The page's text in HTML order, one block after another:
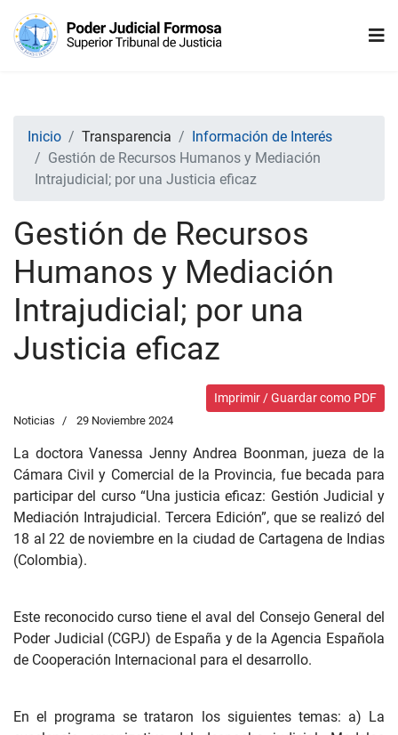
Inicio Transparencia
Información de Interés
Gestión de Recursos Humanos y Mediación
Intrajudicial; por una Justicia eficaz
Gestión de Recursos
Humanos y Mediación
Intrajudicial; por una
Justicia eficaz
Imprimir / Guardar como PDF
Noticias 29 Noviembre 2024
La doctora Vanessa Jenny Andrea Boonman, jueza de la
Cámara Civil y Comercial de la Provincia, fue becada para
participar del curso “Una justicia eficaz: Gestión Judicial y
Mediación Intrajudicial. Tercera Edición”, que se realizó del
18 al 22 de noviembre en la ciudad de Cartagena de Indias
(Colombia).
Este reconocido curso tiene el aval del Consejo General del
Poder Judicial (CGPJ) de España y de la Agencia Española
de Cooperación Internacional para el desarrollo.
En el programa se trataron los siguientes temas: a) La